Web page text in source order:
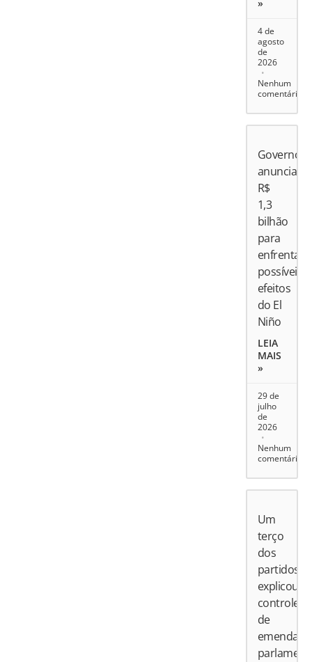
»
4 de
agosto
de
2026
Nenhum
comentário
Governo
anuncia
R$
1,3
bilhão
para
enfrentar
possíveis
efeitos
do El
Niño
LEIA
MAIS
»
29 de
julho
de
2026
Nenhum
comentário
Um
terço
dos
partidos
explicou
controle
de
emendas